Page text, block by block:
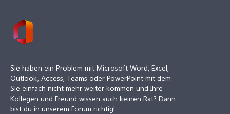
Sie haben ein Problem mit Microsoft Word, Excel,
Outlook, Access, Teams oder PowerPoint mit dem
Sie einfach nicht mehr weiter kommen und Ihre
Kollegen und Freund wissen auch keinen Rat? Dann
bist du in unserem Forum richtig!